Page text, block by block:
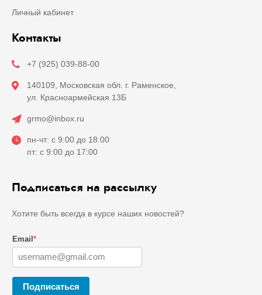
Личный кабинет
Контакты
+7 (925) 039-88-00
140109, Московская обл. г. Раменское,
ул. Красноармейская 13Б
grmo@inbox.ru
пн-чт: с 9:00 до 18:00
пт: с 9:00 до 17:00
Подписаться на рассылку
Хотите быть всегда в курсе наших новостей?
Email *
Подписаться